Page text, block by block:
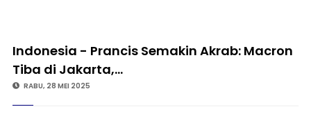
Indonesia - Prancis Semakin Akrab: Macron
Tiba di Jakarta,…
RABU, 28 MEI 2025